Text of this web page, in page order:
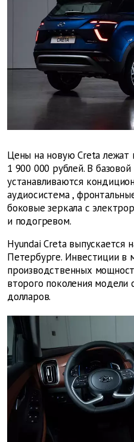
Цены на новую Creta лежат
1 900 000 рублей. В
устанавливаются
аудиосистема ,
боковые зеркала с
и подогревом.
Hyundai Creta выпускается
Петербурге. Инвестиции в
производственных
второго поколения модели
долларов.